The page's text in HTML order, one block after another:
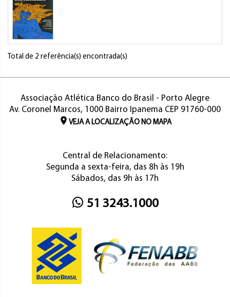
Total de 2 referência(s) encontrada(s)
Associação Atlética Banco do Brasil - Porto Alegre
Av. Coronel Marcos, 1000 Bairro Ipanema CEP 91760-000
VEJA A LOCALIZAÇÃO NO MAPA
Central de Relacionamento:
Segunda a sexta-feira, das 8h às 19h
Sábados, das 9h às 17h
51 3243.1000